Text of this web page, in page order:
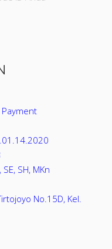
SH, MKn
No.15D, Kel.